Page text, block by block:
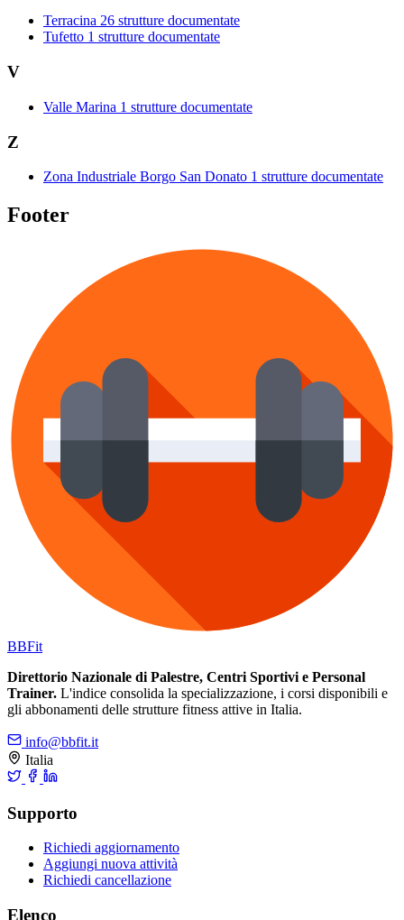
Terracina 26 strutture documentate
Tufetto 1 strutture documentate
V
Valle Marina 1 strutture documentate
Z
Zona Industriale Borgo San Donato 1 strutture documentate
Footer
BBFit
Direttorio Nazionale di Palestre, Centri Sportivi e Personal
Trainer. L'indice consolida la specializzazione, i corsi disponibili e
gli abbonamenti delle strutture fitness attive in Italia.
info@bbfit.it
Italia
Supporto
Richiedi aggiornamento
Aggiungi nuova attività
Richiedi cancellazione
Elenco